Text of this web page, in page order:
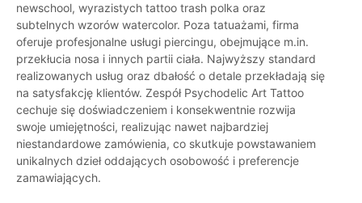
newschool, wyrazistych tattoo trash polka oraz
subtelnych wzorów watercolor. Poza tatuażami, firma
oferuje profesjonalne usługi piercingu, obejmujące m.in.
przekłucia nosa i innych partii ciała. Najwyższy standard
realizowanych usług oraz dbałość o detale przekładają się
na satysfakcję klientów. Zespół Psychodelic Art Tattoo
cechuje się doświadczeniem i konsekwentnie rozwija
swoje umiejętności, realizując nawet najbardziej
niestandardowe zamówienia, co skutkuje powstawaniem
unikalnych dzieł oddających osobowość i preferencje
zamawiających.